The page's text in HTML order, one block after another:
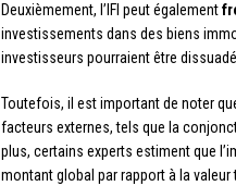
Deuxièmement, l’IFI peut également
investissements dans des biens
investisseurs pourraient être
Toutefois, il est important de noter
facteurs externes, tels que la
plus, certains experts estiment que
montant global par rapport à la